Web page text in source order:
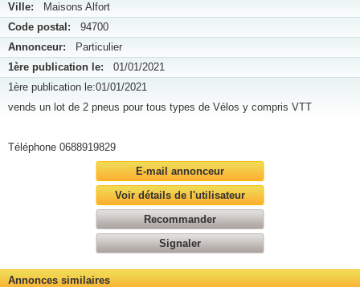
Ville: Maisons Alfort
Code postal: 94700
Annonceur: Particulier
1ère publication le: 01/01/2021
1ère publication le:01/01/2021
vends un lot de 2 pneus pour tous types de Vélos y compris VTT
Téléphone 0688919829
E-mail annonceur
Voir détails de l'utilisateur
Recommander
Signaler
Annonces similaires